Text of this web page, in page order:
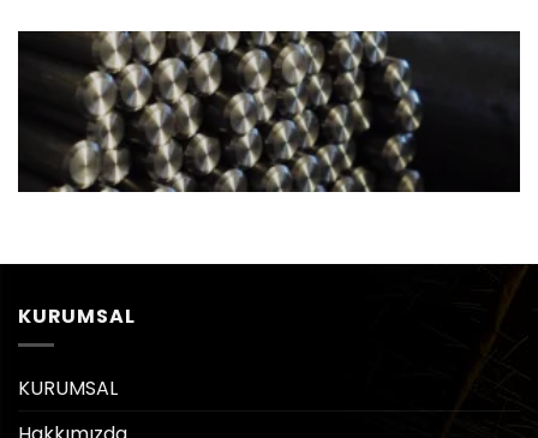
KURUMSAL
KURUMSAL